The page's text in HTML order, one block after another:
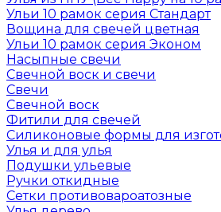
Ульи 10 рамок серия Стандарт
Вощина для свечей цветная
Ульи 10 рамок серия Эконом
Насыпные свечи
Свечной воск и свечи
Свечи
Свечной воск
Фитили для свечей
Силиконовые формы для
Улья и для улья
Подушки ульевые
Ручки откидные
Сетки противовароатозные